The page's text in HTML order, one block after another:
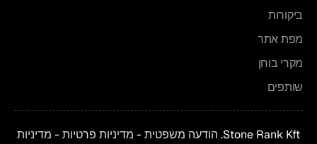
ביקורות
מפת אתר
מקרי בוחן
שותפים
Stone Rank Kft. הודעה משפטית - מדיניות פרטיות - מדיניות